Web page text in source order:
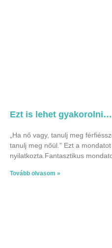
Ezt is lehet gyakorolni…
„Ha nő vagy, tanulj meg
tanulj meg nőül.” Ezt a
nyilatkozta.Fantasztikus
Tovább olvasom »